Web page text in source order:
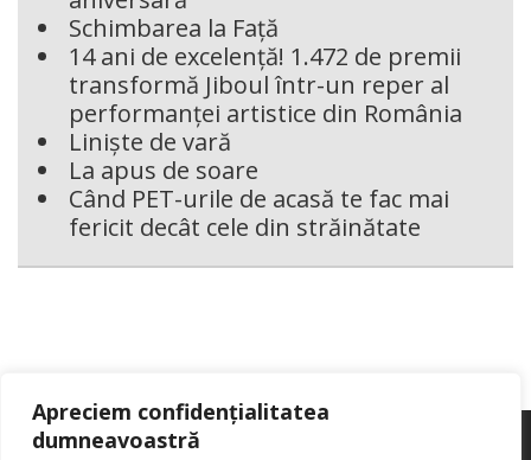
Apreciem confidențialitatea
dumneavoastră
Schimbarea la Față
14 ani de excelență! 1.472 de premii
transformă Jiboul într-un reper al
performanței artistice din România
Liniște de vară
La apus de soare
Când PET-urile de acasă te fac mai
fericit decât cele din străinătate